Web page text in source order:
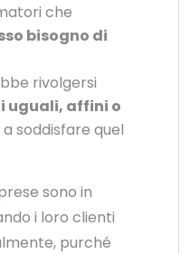
che
bisogno di
rivolgersi
uguali, affini o
a soddisfare quel
sono in
i loro clienti
purché